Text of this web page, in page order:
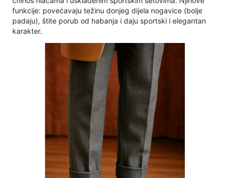
funkcije: povećavaju težinu donjeg dijela nogavice (bolje
padaju), štite porub od habanja i daju sportski i elegantan
karakter.